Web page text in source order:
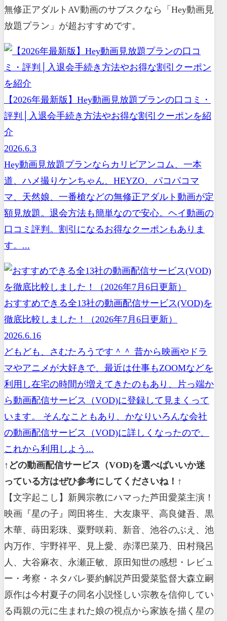
無修正アダルトAV動画のサブスクなら「Hey動画見
放題プラン」が超おすすめです。
【2026年最新版】Hey動画見放題プランの口コミ・
評判│入退会手続き方法やお得な割引クーポンを紹
介
2026.6.3
Hey動画見放題プランならカリビアンコム、一本
道、ハメ撮りケンちゃん、HEYZO、パコパコマ
マ、天然娘、一番槍などの無修正アダルト動画が定
額見放題。退会方法も簡単なので安心。ヘイ動画の
口コミ評判。割引になるお得なクーポンもありま
す。...
おすすめできる全13社の動画配信サービス(VOD)を
徹底比較しました！（2026年7月6日更新）
2026.6.16
どもども、さむたろうです＾＾ 昔から映画やドラ
マやアニメが大好きで、最近は仕事もZOOMなどを
利用し在宅の時間が増えてきたのもあり、片っ端か
ら動画配信サービス（VOD)に登録して見まくって
います。 そんなこともあり、かなりいろんな会社
の動画配信サービス（VOD)に詳しくなったので、
これから利用しよう...
↑どの動画配信サービス（VOD)を選べばいいか迷
っている方はぜひ参考にしてくださいね！↑
【文字起こし】新興宗教にハマった芦田愛菜主演！
映画『星の子』岡田将生、大友康平、高良健吾、黒
木華、蒔田彩珠、粟野咲莉、新音、池谷のぶえ、池
内万作、宇野祥平、見上愛、赤澤巴菜乃、田村飛呂
人、大谷麻衣、永瀬正敏、原田知世の感想・レビュ
ー・考察・ネタバレ要約解説芦田愛菜監督大森立嗣
原作は今村夏子の同名小説怪しい宗教を信仰してい
る両親の元に生まれた娘の視点から家族を描く星の